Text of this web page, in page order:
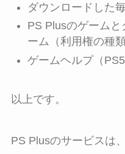
ダウンロードした
PS Plusのゲーム
ーム（利用権の種
ゲームヘルプ（PS5
以上です。
PS Plusのサービスは